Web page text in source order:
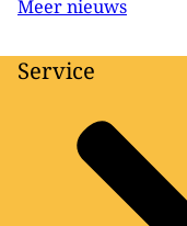
Meer nieuws
Service